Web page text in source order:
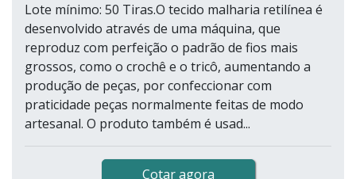
Lote mínimo: 50 Tiras.O tecido malharia retilínea é
desenvolvido através de uma máquina, que
reproduz com perfeição o padrão de fios mais
grossos, como o crochê e o tricô, aumentando a
produção de peças, por confeccionar com
praticidade peças normalmente feitas de modo
artesanal. O produto também é usad...
Cotar agora